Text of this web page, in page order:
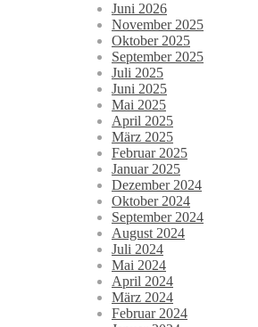
Juni 2026
November 2025
Oktober 2025
September 2025
Juli 2025
Juni 2025
Mai 2025
April 2025
März 2025
Februar 2025
Januar 2025
Dezember 2024
Oktober 2024
September 2024
August 2024
Juli 2024
Mai 2024
April 2024
März 2024
Februar 2024